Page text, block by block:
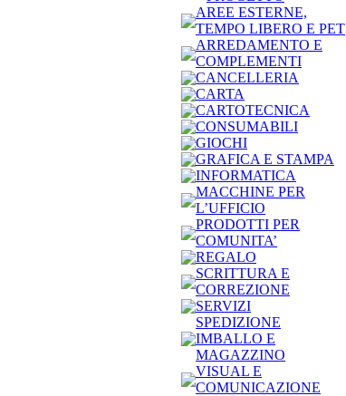
AREE ESTERNE,
TEMPO LIBERO E PET
ARREDAMENTO E
COMPLEMENTI
CANCELLERIA
CARTA
CARTOTECNICA
CONSUMABILI
GIOCHI
GRAFICA E STAMPA
INFORMATICA
MACCHINE PER
L’UFFICIO
PRODOTTI PER
COMUNITA’
REGALO
SCRITTURA E
CORREZIONE
SERVIZI
SPEDIZIONE
IMBALLO E
MAGAZZINO
VISUAL E
COMUNICAZIONE